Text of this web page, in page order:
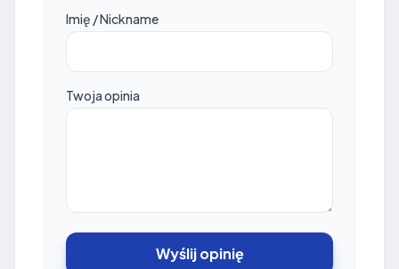
Imię / Nickname
Twoja opinia
Wyślij opinię